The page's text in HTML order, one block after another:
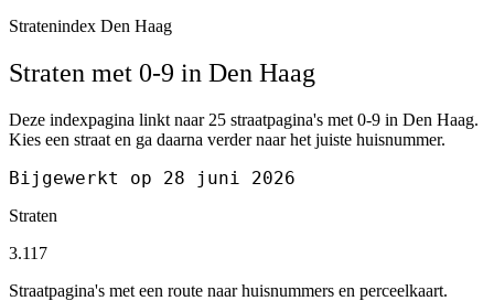
Stratenindex Den Haag
Straten met 0-9 in Den Haag
Deze indexpagina linkt naar 25 straatpagina's met 0-9 in Den Haag.
Kies een straat en ga daarna verder naar het juiste huisnummer.
Bijgewerkt op 28 juni 2026
Straten
3.117
Straatpagina's met een route naar huisnummers en perceelkaart.